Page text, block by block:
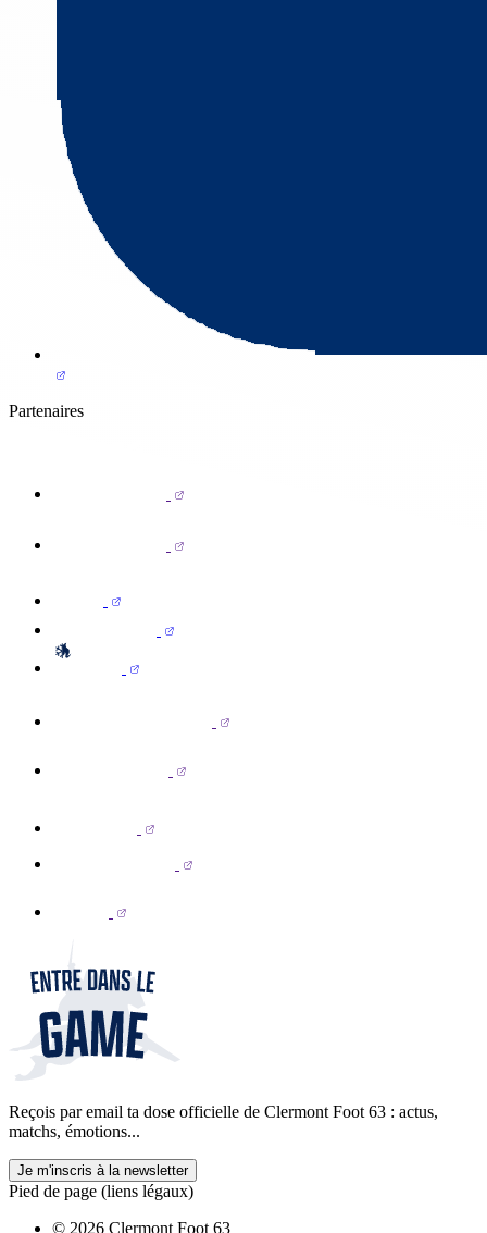
Partenaires
Reçois par email ta dose officielle de Clermont Foot 63 : actus,
matchs, émotions...
Je m'inscris à la newsletter
Pied de page (liens légaux)
© 2026 Clermont Foot 63